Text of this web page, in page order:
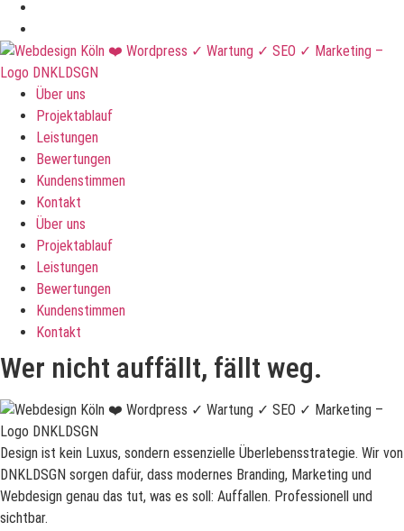
Über uns
Projektablauf
Leistungen
Bewertungen
Kundenstimmen
Kontakt
Über uns
Projektablauf
Leistungen
Bewertungen
Kundenstimmen
Kontakt
Wer nicht auffällt, fällt weg.
Design ist kein Luxus, sondern essenzielle Überlebensstrategie. Wir von
DNKLDSGN sorgen dafür, dass modernes Branding, Marketing und
Webdesign genau das tut, was es soll: Auffallen. Professionell und
sichtbar.